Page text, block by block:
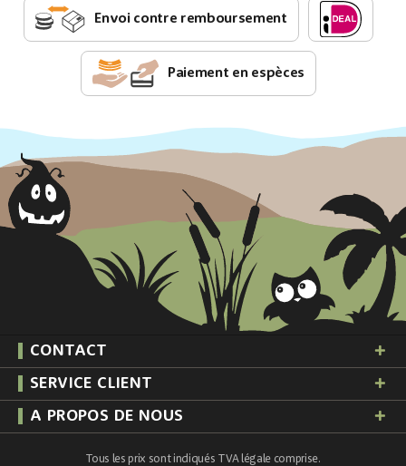
Envoi contre remboursement
Paiement en espèces
CONTACT
SERVICE CLIENT
A PROPOS DE NOUS
Tous les prix sont indiqués TVA légale comprise.